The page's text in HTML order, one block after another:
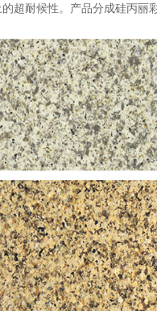
的超耐候性。产品分成硅丙丽